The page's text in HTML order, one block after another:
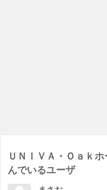
ＵＮＩＶＡ・Ｏａｋ
んでいるユーザ